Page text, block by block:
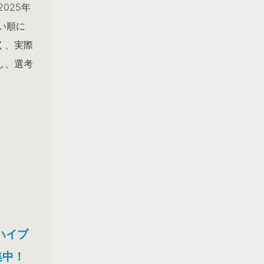
年
順に
、実際
、選考
イブ
！